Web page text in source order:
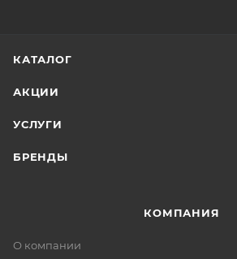
КАТАЛОГ
АКЦИИ
УСЛУГИ
БРЕНДЫ
КОМПАНИЯ
О компании